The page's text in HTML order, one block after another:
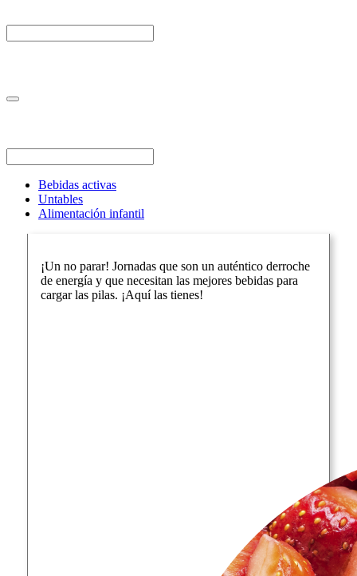
Bebidas activas
Untables
Alimentación infantil
¡Un no parar! Jornadas que son un auténtico derroche
de energía y que necesitan las mejores bebidas para
cargar las pilas. ¡Aquí las tienes!